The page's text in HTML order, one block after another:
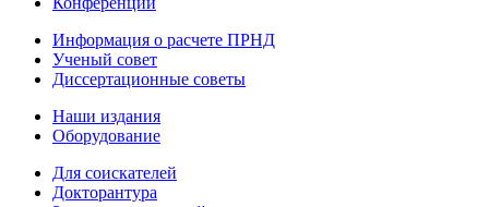
Информация о расчете ПРНД
Ученый совет
Диссертационные советы
Наши издания
Оборудование
Для соискателей
Докторантура